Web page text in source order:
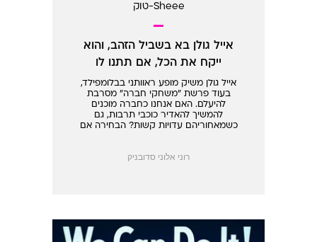
Sheee-טוק
אייל גולן בא בשביל הזהב, והוא
ייקח את הכל, אם תתנו לו
אייל גולן משיק מופע ראוותני בבלומפילד,
בעוד פרשת "משחקי חברה" מסרבת
להיעלם. האם אנחנו כחברה מוכנים
להמשיך להאדיר כוכבי תרבות, גם
כשמאחוריהם עדויות קשות? הבחירה אם
רוני אלוני סדובניק